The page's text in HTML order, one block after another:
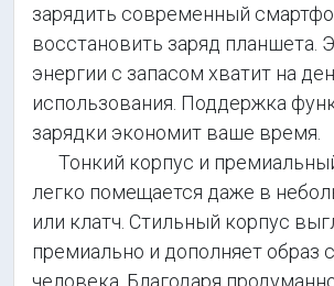
зарядить современный
восстановить заряд планшета.
энергии с запасом хватит на
использования. Поддержка
зарядки экономит ваше время.
Тонкий корпус и
легко помещается даже в
или клатч. Стильный корпус
премиально и дополняет образ
человека. Благодаря